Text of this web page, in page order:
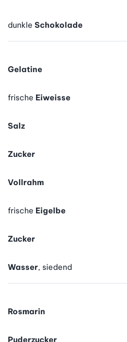
dunkle Schokolade
Gelatine
frische Eiweisse
Salz
Zucker
Vollrahm
frische Eigelbe
Zucker
Wasser, siedend
Rosmarin
Puderzucker